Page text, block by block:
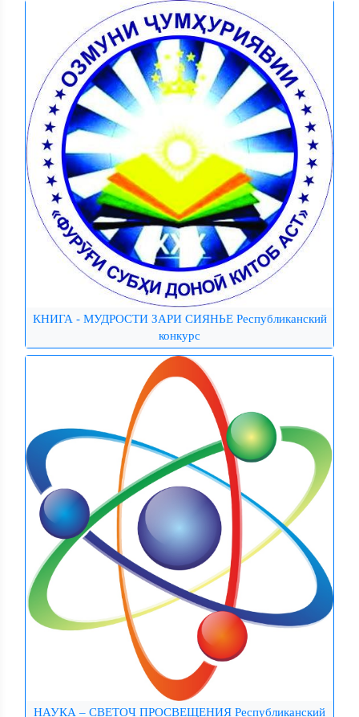
КНИГА - МУДРОСТИ ЗАРИ СИЯНЬЕ Республиканский
конкурс
НАУКА – СВЕТОЧ ПРОСВЕЩЕНИЯ Республиканский